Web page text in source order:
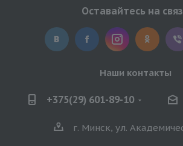
Оставайтесь на
Наши контакты
+375(29) 601-89-10
г. Минск, ул.